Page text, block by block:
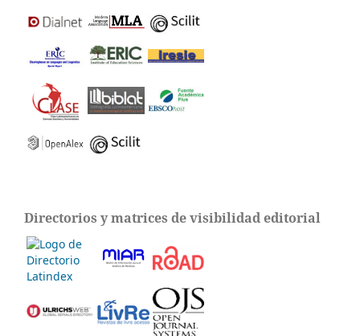
Directorios y matrices de visibilidad editorial